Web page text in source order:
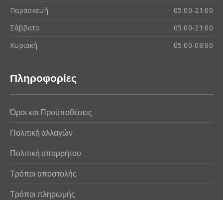
Παρασκευή
05:00-21:00
Σάββατο
05:00-21:00
Κυριακή
05:00-08:00
Πληροφορίες
Όροι και Προϋποθέσεις
Πολιτική αλλαγών
Πολιτική απορρήτου
Τρόποι αποστολής
Τρόποι πληρωμής